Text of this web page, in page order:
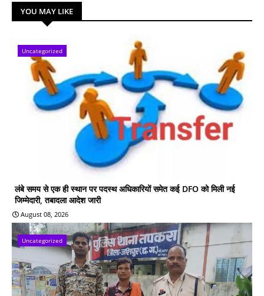
YOU MAY LIKE
Uncategorized
लंबे समय से एक ही स्थान पर पदस्थ अधिकारियों समेत कई DFO को मिली नई
जिम्मेदारी, तबादला आदेश जारी
August 08, 2026
Uncategorized